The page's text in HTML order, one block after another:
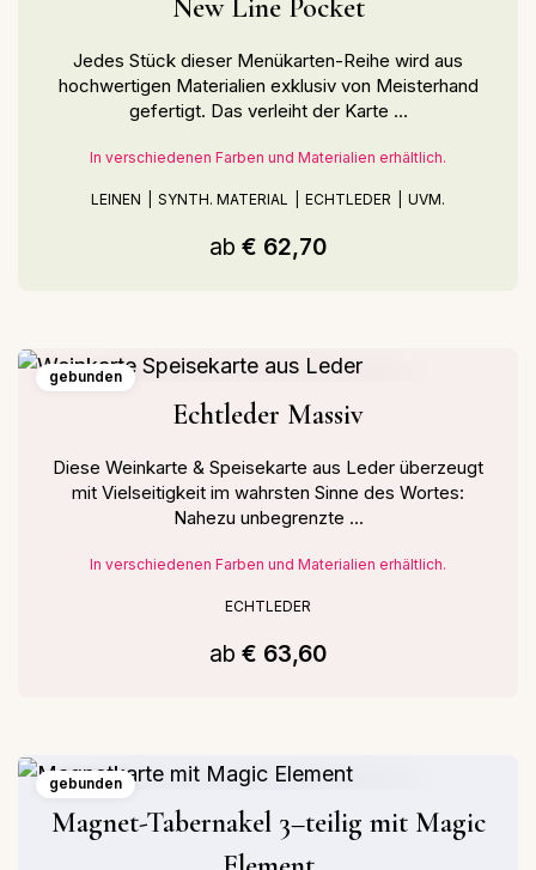
New Line Pocket
Jedes Stück dieser Menükarten-Reihe wird aus
hochwertigen Materialien exklusiv von Meisterhand
gefertigt. Das verleiht der Karte ...
In verschiedenen Farben und Materialien erhältlich.
LEINEN SYNTH. MATERIAL ECHTLEDER UVM.
ab € 62,70
gebunden
Echtleder Massiv
Diese Weinkarte & Speisekarte aus Leder überzeugt
mit Vielseitigkeit im wahrsten Sinne des Wortes:
Nahezu unbegrenzte ...
In verschiedenen Farben und Materialien erhältlich.
ECHTLEDER
ab € 63,60
gebunden
Magnet-Tabernakel 3–teilig mit Magic